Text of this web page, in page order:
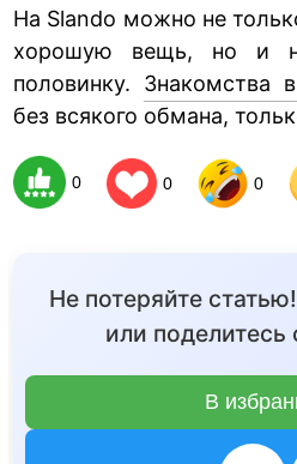
На Slando можно не
хорошую вещь, но и
половинку. Знакомства
без всякого обмана,
0 0 0
Не потеряйте
или поделитесь
В